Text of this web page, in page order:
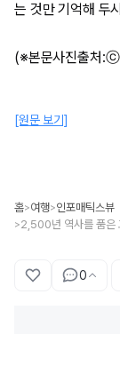
는 것만 기억해 두
(※본문사진출처
[원문 보기]
홈>여행>인포매틱스뷰
>
0